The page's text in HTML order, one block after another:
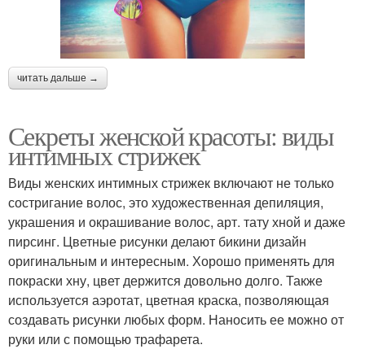
читать дальше →
Секреты женской красоты: виды
интимных стрижек
Виды женских интимных стрижек включают не только
состригание волос, это художественная депиляция,
украшения и окрашивание волос, арт. тату хной и даже
пирсинг. Цветные рисунки делают бикини дизайн
оригинальным и интересным. Хорошо применять для
покраски хну, цвет держится довольно долго. Также
используется аэротат, цветная краска, позволяющая
создавать рисунки любых форм. Наносить ее можно от
руки или с помощью трафарета.